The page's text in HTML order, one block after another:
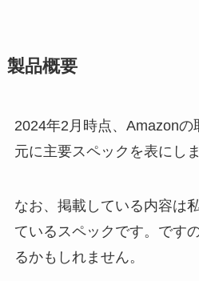
製品概要
2024年2月時点、Amazonの
元に主要スペックを表にしま
なお、掲載している内容は
ているスペックです。です
るかもしれません。